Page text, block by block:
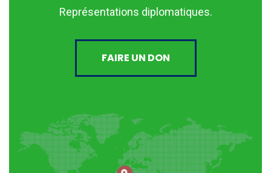
Représentations diplomatiques.
FAIRE UN DON